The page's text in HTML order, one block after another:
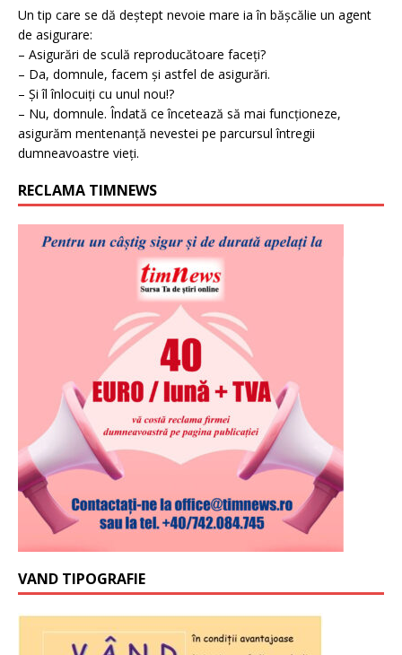
Un tip care se dă deștept nevoie mare ia în bășcălie un agent
de asigurare:
– Asigurări de sculă reproducătoare faceți?
– Da, domnule, facem și astfel de asigurări.
– Și îl înlocuiți cu unul nou!?
– Nu, domnule. Îndată ce încetează să mai funcționeze,
asigurăm mentenanță nevestei pe parcursul întregii
dumneavoastre vieți.
RECLAMA TIMNEWS
VAND TIPOGRAFIE